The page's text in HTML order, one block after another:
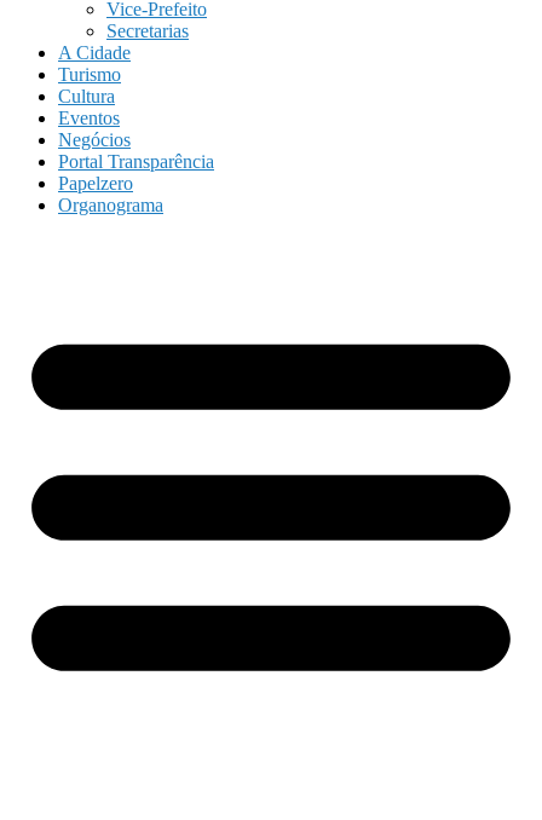
Vice-Prefeito
Secretarias
A Cidade
Turismo
Cultura
Eventos
Negócios
Portal Transparência
Papelzero
Organograma